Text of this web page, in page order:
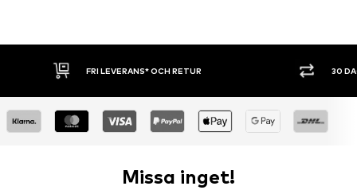
30 DAGARS ÖPPET KÖP SHOPPA NU.
Missa inget!